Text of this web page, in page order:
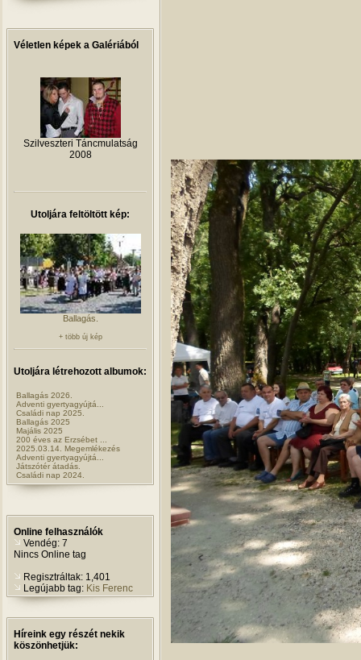
Véletlen képek a Galériából
Szilveszteri Táncmulatság
2008
Utoljára feltöltött kép:
Ballagás.
+ több új kép
Utoljára létrehozott albumok:
Ballagás 2026.
Adventi gyertyagyújtá...
Családi nap 2025.
Ballagás 2025
Majális 2025
200 éves az Erzsébet ...
2025.03.14. Megemlékezés
Adventi gyertyagyújtá...
Játszótér átadás.
Családi nap 2024.
Online felhasználók
Vendég: 7
Nincs Online tag
Regisztráltak: 1,401
Legújabb tag: Kis Ferenc
Híreink egy részét nekik
köszönhetjük: